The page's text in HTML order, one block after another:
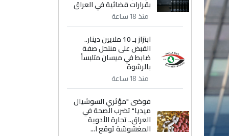
بقرارات قضائية في العراق
منذ 18 ساعة
ابتزاز بـ 10 ملايين دينار..
القبض على منتحل صفة
ضابط في ميسان متلبساً
بالرشوة
منذ 18 ساعة
فوضى "مؤثري السوشيال
ميديا" تضرب الصحة في
العراق.. تجارة الأدوية
المغشوشة توقع ا...